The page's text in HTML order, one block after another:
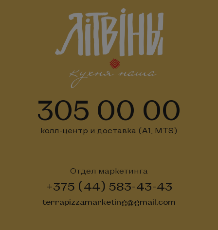
305 00 00
колл-центр и доставка (А1, MTS)
Отдел маркетинга
+375 (44) 583-43-43
terrapizzamarketing@gmail.com